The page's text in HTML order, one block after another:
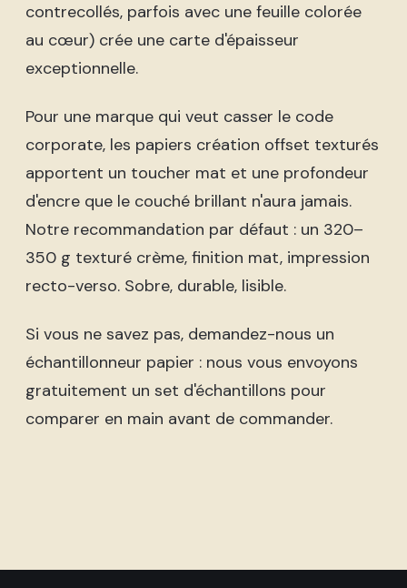
contrecollés, parfois avec une feuille colorée
au cœur) crée une carte d'épaisseur
exceptionnelle.
Pour une marque qui veut casser le code
corporate, les papiers création offset texturés
apportent un toucher mat et une profondeur
d'encre que le couché brillant n'aura jamais.
Notre recommandation par défaut : un 320–
350 g texturé crème, finition mat, impression
recto-verso. Sobre, durable, lisible.
Si vous ne savez pas, demandez-nous un
échantillonneur papier : nous vous envoyons
gratuitement un set d'échantillons pour
comparer en main avant de commander.